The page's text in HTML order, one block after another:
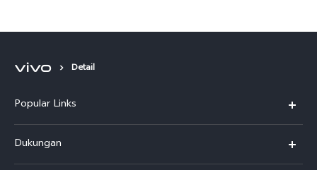
Ekstrem, Layar AMOLED, dan
Detail
Popular Links
T5
Dukungan